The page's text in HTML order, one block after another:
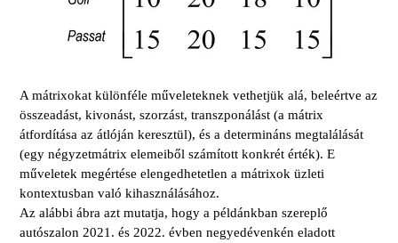
A mátrixokat különféle műveleteknek vethetjük alá, beleértve az
összeadást, kivonást, szorzást, transzponálást (a mátrix
átfordítása az átlóján keresztül), és a determináns megtalálását
(egy négyzetmátrix elemeiből számított konkrét érték). E
műveletek megértése elengedhetetlen a mátrixok üzleti
kontextusban való kihasználásához.
Az alábbi ábra azt mutatja, hogy a példánkban szereplő
autószalon 2021. és 2022. évben negyedévenkén eladott